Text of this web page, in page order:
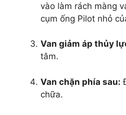
vào làm rách màng
cụm ống Pilot nhỏ
Van giảm áp thủy
tâm.
Van chặn phía sau:
chữa.